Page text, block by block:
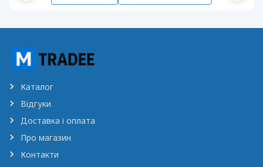
Каталог
Відгуки
Доставка і оплата
Про магазин
Контакти